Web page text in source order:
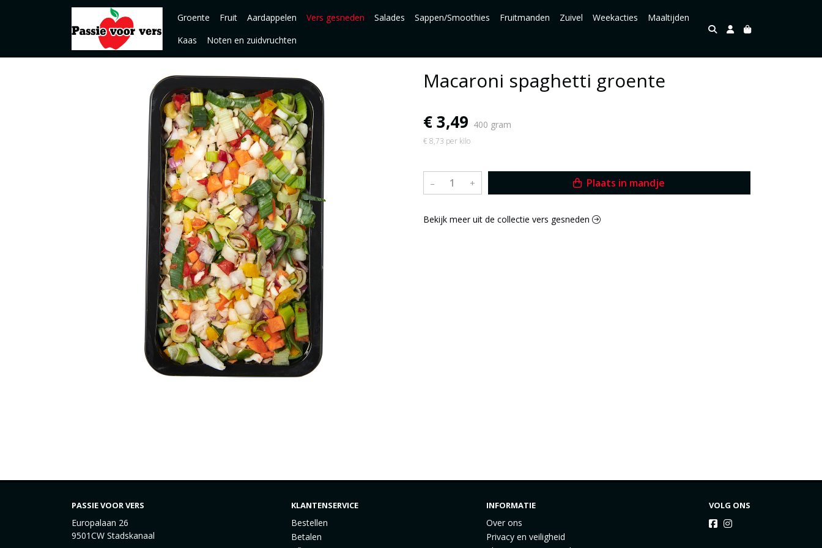
Groente Fruit Aardappelen Vers gesneden Salades Sappen/Smoothies Fruitmanden Zuivel Weekacties
Maaltijden
Kaas
Noten en zuidvruchten
Macaroni spaghetti groente
€ 3,49 400 gram
€ 8,73 per kilo
– + Plaats in mandje
Bekijk meer uit de collectie vers gesneden
PASSIE VOOR VERS
Europalaan 26
9501CW Stadskanaal
KLANTENSERVICE
Bestellen
Betalen
INFORMATIE
Over ons
Privacy en veiligheid
VOLG ONS